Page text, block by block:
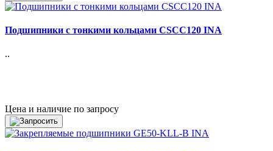
Подшипники с тонкими кольцами CSCC120 INA
..
Цена и наличие по запросу